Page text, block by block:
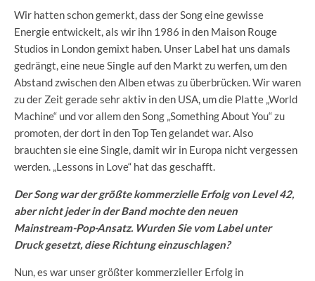
Wir hatten schon gemerkt, dass der Song eine gewisse
Energie entwickelt, als wir ihn 1986 in den Maison Rouge
Studios in London gemixt haben. Unser Label hat uns damals
gedrängt, eine neue Single auf den Markt zu werfen, um den
Abstand zwischen den Alben etwas zu überbrücken. Wir waren
zu der Zeit gerade sehr aktiv in den USA, um die Platte „World
Machine“ und vor allem den Song „Something About You“ zu
promoten, der dort in den Top Ten gelandet war. Also
brauchten sie eine Single, damit wir in Europa nicht vergessen
werden. „Lessons in Love“ hat das geschafft.
Der Song war der größte kommerzielle Erfolg von Level 42,
aber nicht jeder in der Band mochte den neuen
Mainstream-Pop-Ansatz. Wurden Sie vom Label unter
Druck gesetzt, diese Richtung einzuschlagen?
Nun, es war unser größter kommerzieller Erfolg in